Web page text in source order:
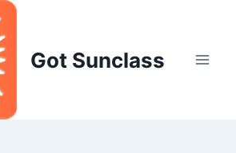
Got Sunclass